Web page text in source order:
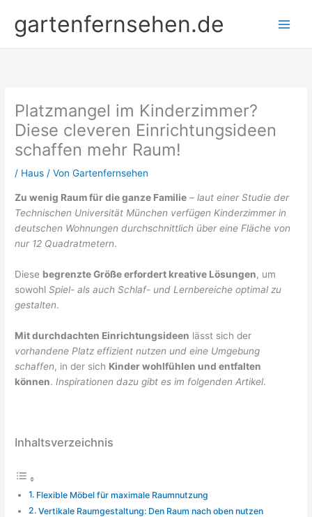
Inhalt
springen
gartenfernsehen.de
Platzmangel im Kinderzimmer?
Diese cleveren Einrichtungsideen
schaffen mehr Raum!
/ Haus / VonGartenfernsehen
Zu wenig Raum für die ganze Familie –laut einer Studie der
Technischen Universität München verfügen Kinderzimmer in
deutschen Wohnungen durchschnittlich über eine Fläche von
nur 12 Quadratmetern.
Diese begrenzte Größe erfordert kreative Lösungen, um
sowohlSpiel- als auch Schlaf- und Lernbereiche optimal zu
gestalten.
Mit durchdachten Einrichtungsideen lässt sich der
vorhandene Platz effizient nutzen und eine Umgebung
schaffen, in der sich Kinder wohlfühlen und entfalten
können. Inspirationen dazu gibt es im folgenden Artikel.
Inhaltsverzeichnis
Flexible Möbel für maximale Raumnutzung
Vertikale Raumgestaltung: Den Raum nach oben nutzen